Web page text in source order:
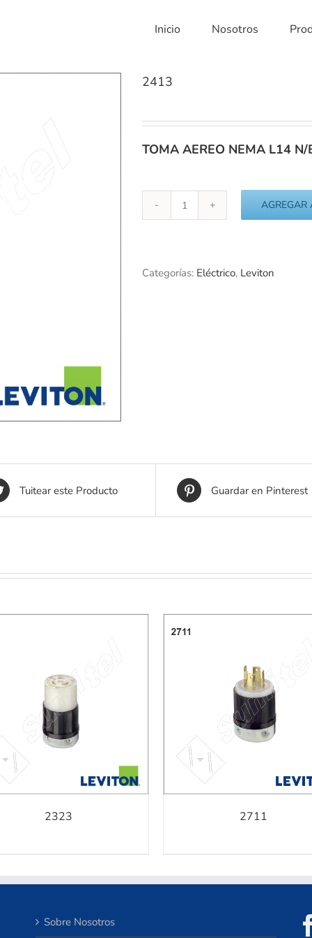
Inicio Nosotros
2413
TOMA AEREO NEMA L14
2413
AGREGAR
Categorías: Eléctrico, Leviton
Tuitear este Producto Guardar en Pinterest
2323
AGREGAR A COTIZACIÓN
DETALLES
2711
AGREGAR A COTIZACIÓN
DETALLES
Sobre Nosotros